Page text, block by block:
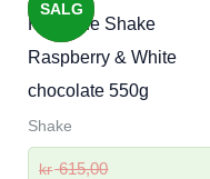
SALG
Herbalife Shake
Raspberry & White
chocolate 550g
Shake
kr615,00Opprinnelig